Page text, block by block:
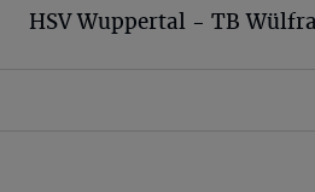
HSV Wuppertal - TB